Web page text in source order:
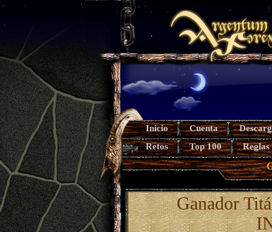
Inicio Cuenta
Retos
Top 100
Reglas
Ganador